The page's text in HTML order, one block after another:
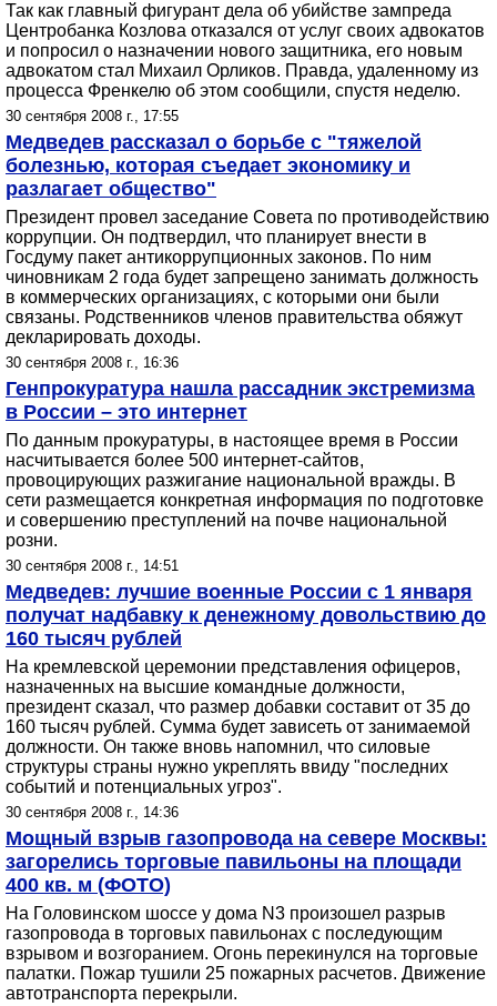
Так как главный фигурант дела об убийстве зампреда
Центробанка Козлова отказался от услуг своих адвокатов
и попросил о назначении нового защитника, его новым
адвокатом стал Михаил Орликов. Правда, удаленному из
процесса Френкелю об этом сообщили, спустя неделю.
30 сентября 2008 г., 17:55
Медведев рассказал о борьбе с "тяжелой
болезнью, которая съедает экономику и
разлагает общество"
Президент провел заседание Совета по противодействию
коррупции. Он подтвердил, что планирует внести в
Госдуму пакет антикоррупционных законов. По ним
чиновникам 2 года будет запрещено занимать должность
в коммерческих организациях, с которыми они были
связаны. Родственников членов правительства обяжут
декларировать доходы.
30 сентября 2008 г., 16:36
Генпрокуратура нашла рассадник экстремизма
в России – это интернет
По данным прокуратуры, в настоящее время в России
насчитывается более 500 интернет-сайтов,
провоцирующих разжигание национальной вражды. В
сети размещается конкретная информация по подготовке
и совершению преступлений на почве национальной
розни.
30 сентября 2008 г., 14:51
Медведев: лучшие военные России с 1 января
получат надбавку к денежному довольствию до
160 тысяч рублей
На кремлевской церемонии представления офицеров,
назначенных на высшие командные должности,
президент сказал, что размер добавки составит от 35 до
160 тысяч рублей. Сумма будет зависеть от занимаемой
должности. Он также вновь напомнил, что силовые
структуры страны нужно укреплять ввиду "последних
событий и потенциальных угроз".
30 сентября 2008 г., 14:36
Мощный взрыв газопровода на севере Москвы:
загорелись торговые павильоны на площади
400 кв. м (ФОТО)
На Головинском шоссе у дома N3 произошел разрыв
газопровода в торговых павильонах с последующим
взрывом и возгоранием. Огонь перекинулся на торговые
палатки. Пожар тушили 25 пожарных расчетов. Движение
автотранспорта перекрыли.